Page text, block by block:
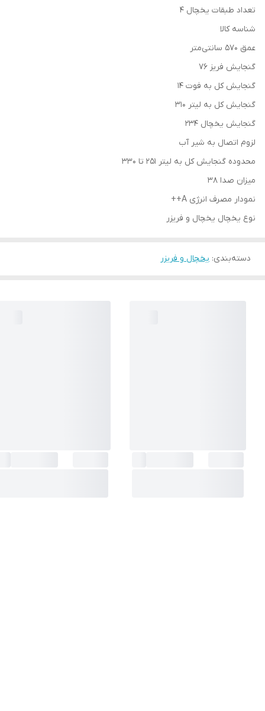
تعداد طبقات یخچال 4
شناسه کالا
عمق 570 سانتی‌متر
گنجایش فریز 76
گنجایش کل به فوت 14
گنجایش کل به لیتر 310
گنجایش یخچال 234
لزوم اتصال به شیر آب
محدوده گنجایش کل به لیتر 251 تا 330
میزان صدا 38
نمودار مصرف انرژی A++
نوع یخچال یخچال و فریزر
دسته‌بندی: یخچال و فریزر